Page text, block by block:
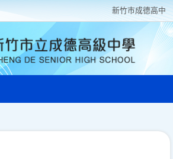
新竹巿成德高中